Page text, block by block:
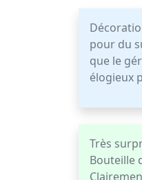
pour du
que le
élogieux
Très
Bouteille